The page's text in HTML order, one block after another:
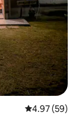
平均评分
4.97 (59)